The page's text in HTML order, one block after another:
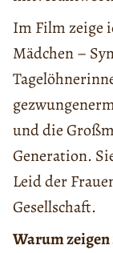
Im Film zeige
Mädchen –
und die
Generation.
Leid der
Gesellschaft.
Warum